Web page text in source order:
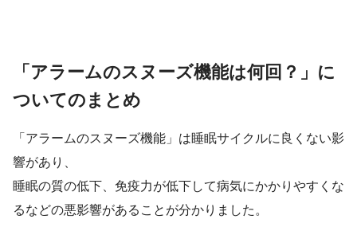
「アラームのスヌーズ機能は何回？」に
ついてのまとめ
「アラームのスヌーズ機能」は睡眠サイクルに良くない影
響があり、
睡眠の質の低下、免疫力が低下して病気にかかりやすくな
るなどの悪影響があることが分かりました。